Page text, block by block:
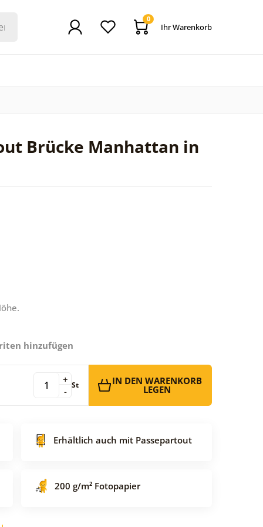
0
Ihr Warenkorb
Brücke Manhattan in
hinzufügen
-
+ St IN DEN WARENKORB
LEGEN
Erhältlich auch mit Passepartout
200 g/m² Fotopapier